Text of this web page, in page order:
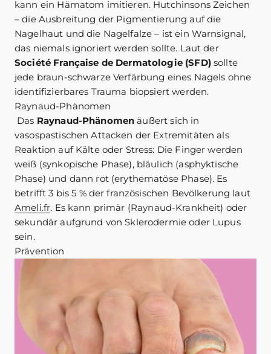
kann ein Hämatom imitieren. Hutchinsons Zeichen
– die Ausbreitung der Pigmentierung auf die
Nagelhaut und die Nagelfalze – ist ein Warnsignal,
das niemals ignoriert werden sollte. Laut der
Société Française de Dermatologie (SFD)sollte
jede braun-schwarze Verfärbung eines Nagels ohne
identifizierbares Trauma biopsiert werden.
Raynaud-Phänomen
Das Raynaud-Phänomen äußert sich in
vasospastischen Attacken der Extremitäten als
Reaktion auf Kälte oder Stress: Die Finger werden
weiß (synkopische Phase), bläulich (asphyktische
Phase) und dann rot (erythematöse Phase). Es
betrifft 3 bis 5 % der französischen Bevölkerung laut
Ameli.fr. Es kann primär (Raynaud-Krankheit) oder
sekundär aufgrund von Sklerodermie oder Lupus
sein.
Prävention